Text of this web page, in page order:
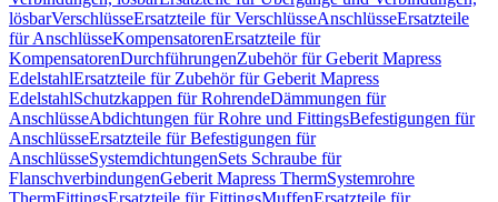
lösbarVerschlüsseErsatzteile für VerschlüsseAnschlüsseErsatzteile
für AnschlüsseKompensatorenErsatzteile für
KompensatorenDurchführungenZubehör für Geberit Mapress
EdelstahlErsatzteile für Zubehör für Geberit Mapress
EdelstahlSchutzkappen für RohrendeDämmungen für
AnschlüsseAbdichtungen für Rohre und FittingsBefestigungen für
AnschlüsseErsatzteile für Befestigungen für
AnschlüsseSystemdichtungenSets Schraube für
FlanschverbindungenGeberit Mapress ThermSystemrohre
ThermFittingsErsatzteile für FittingsMuffenErsatzteile für